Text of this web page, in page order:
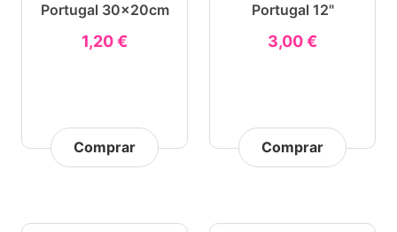
Portugal 30x20cm
1,20 €
Comprar
Portugal 12"
3,00 €
Comprar